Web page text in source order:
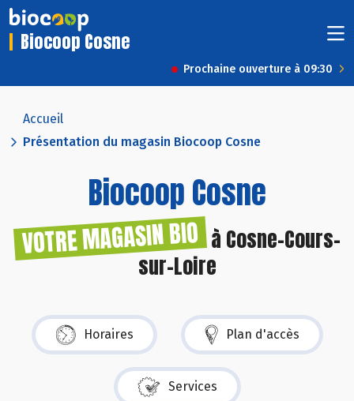
Biocoop Cosne
Prochaine ouverture à 09:30
Accueil
Présentation du magasin Biocoop Cosne
Biocoop Cosne
VOTRE MAGASIN BIO à Cosne-Cours-
sur-Loire
Horaires Plan d'accès
Services